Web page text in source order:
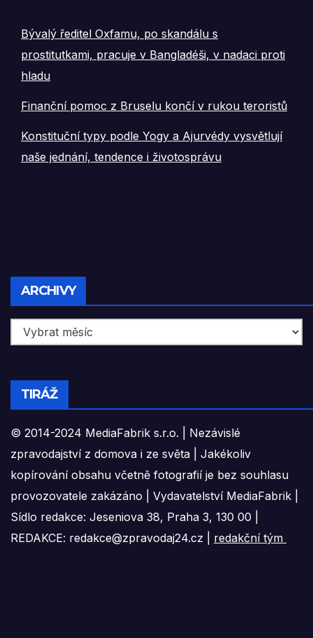
Bývalý ředitel Oxfamu, po skandálu s
prostitutkami, pracuje v Bangladéši, v nadaci proti
hladu
Finanční pomoc z Bruselu končí v rukou teroristů
Konstituční typy podle Yogy a Ajurvédy vysvětlují
naše jednání, tendence i životosprávu
ARCHIVY
TIRÁŽ
© 2014-2024 MediaFabrik s.r.o. | Nezávislé
zpravodajství z domova i ze světa | Jakékoliv
kopírování obsahu včetně fotografií je bez souhlasu
provozovatele zakázáno | Vydavatelství MediaFabrik |
Sídlo redakce: Jeseniova 38, Praha 3, 130 00 |
REDAKCE: redakce@zpravodaj24.cz | redakční tým